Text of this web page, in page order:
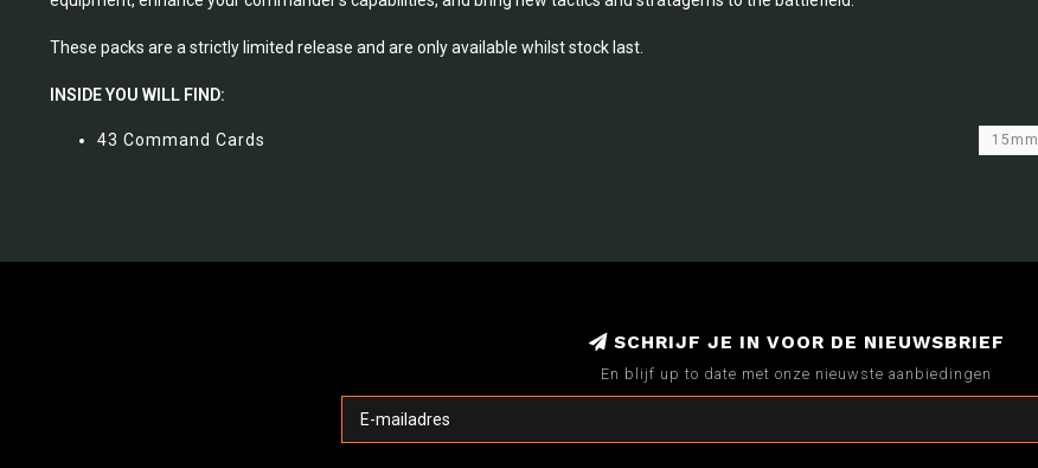
These packs are a strictly limited release and are only available whilst stock last.
INSIDE YOU WILL FIND:
43 Command Cards 15mm
SCHRIJF JE IN VOOR DE NIEUWSBRIEF
En blijf up to date met onze nieuwste aanbiedingen